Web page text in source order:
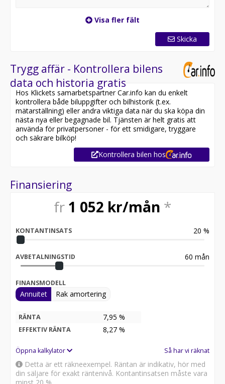
alltid att kontakta oss före besök för att säkerställa att
fordonet fortfarande finns kvar. Ni når oss på telefon
08-562 09 210 eller e-post info@rindstalbil.se.
Till denna bil erbjuder vi möjlighet att köpa till
- Bilen har en deklarerad förbrukning på 0,43 l/mil vid
landsvägskörning.
- Bilen har en fordonsskatt om 470 kr/år.
- Senaste godkända besiktning utfördes 2025-06-27
och skall besiktigas igen senast 2026-08-31.
- Senaste servicen utfördes 2026-02-05 (188 841 km).
Vid köp ingår 1 mån dock max 100 mils
Trafiksäkerhetsgaranti. Vi erbjuder möjlighet att köpa
helförsäkring via Trygg-Hansa samt ett erbjudande på
Vi tar emot din betalning via banköverföring eller
Swish. Vi har valt att inte acceptera kortbetalning till
följd av dess kostnader för att bibehålla attraktiva
priser på våra bilar.
vehicle is available for export.
Rindstål Bil AB
08-562 09 210 / info@rindstalbil.se
Öppettider:
Visa fler fält
Skicka
Trygg affär - Kontrollera bilens
data och historia gratis
Hos Klickets samarbetspartner Car.info kan du enkelt
kontrollera både biluppgifter och bilhistorik (t.ex.
mätarställning) eller andra viktiga data när du ska köpa din
nästa nya eller begagnade bil. Tjänsten är helt gratis att
använda för privatpersoner - för ett smidigare, tryggare
och säkrare bilköp!
Kontrollera bilen hos
Finansiering
fr 1 052 kr/mån *
KONTANTINSATS 20 %
AVBETALNINGSTID 60 mån
FINANSMODELL
Annuitet Rak amortering
RÄNTA 7,95 %
EFFEKTIV RÄNTA 8,27 %
Öppna kalkylator Så har vi räknat
Detta är ett räkneexempel. Räntan är indikativ, hör med
din säljare för exakt räntenivå. Kontantinsatsen måste vara
minst 20 %.